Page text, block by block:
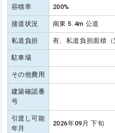
容積率 200%
接道状況 南東 5.4m 公道
私道負担 有、私道負担面積
駐車場
その他費用
建築確認番
号
引渡し可能
年月
2026年09月 下旬